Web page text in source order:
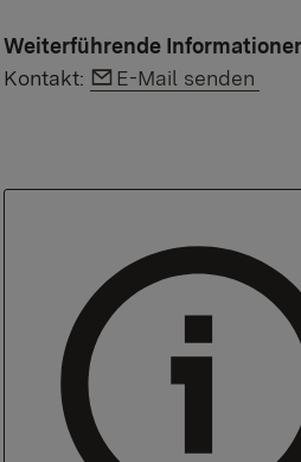
Weiterführende
Kontakt:
Link auf E-Mail:
E-Mail senden